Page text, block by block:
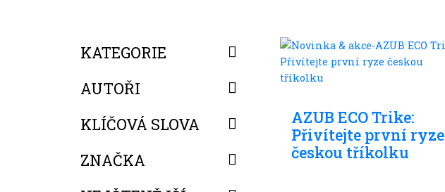
KATEGORIE
AUTOŘI
KLÍČOVÁ SLOVA
ZNAČKA
AZUB ECO Trike:
Přivítejte první ryze
českou tříkolku